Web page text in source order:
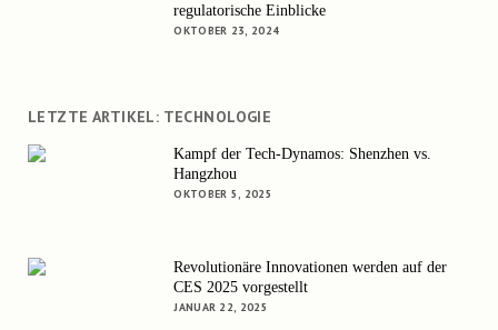
regulatorische Einblicke
OKTOBER 23, 2024
LETZTE ARTIKEL: TECHNOLOGIE
Kampf der Tech-Dynamos: Shenzhen vs.
Hangzhou
OKTOBER 5, 2025
Revolutionäre Innovationen werden auf der
CES 2025 vorgestellt
JANUAR 22, 2025